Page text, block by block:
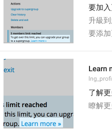
要加
升級
要添
Learn
了解
瞭解